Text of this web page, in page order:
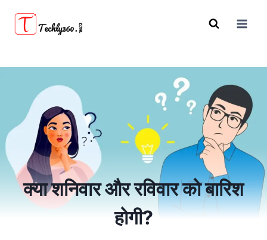
क्या शनिवार और रविवार को बारिश
होगी?